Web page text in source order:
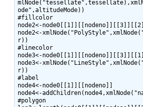
ode",altitudeMode))
#fillcolor
node2<-
node2<-
r))
#linecolor
node3<-
node3<-
r))
#label
node4<-node0[[1]][[nodeno]]
node4<-
#polygon